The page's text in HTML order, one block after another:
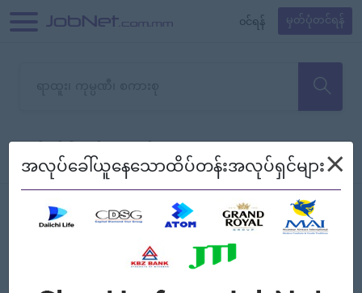
၀င်ရန် မှတ်ပုံတင်ရန်
သော အလုပ်မရှိသေးပါ။
စစ်ရန် စဉ်၍ကြည့်မည်
အလုပ်ခေါ်ယူနေသောထိပ်တန်းအလုပ်ရှင်များ×